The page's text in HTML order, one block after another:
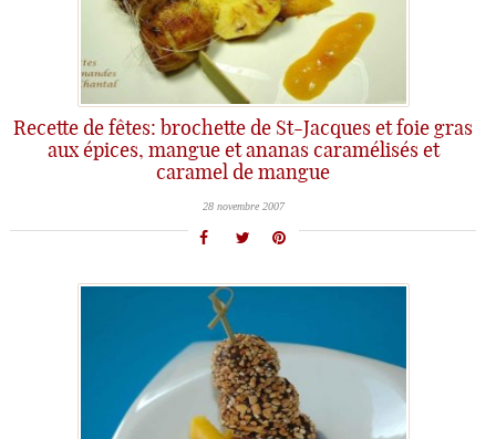
Recette de fêtes: brochette de St-Jacques et foie gras
aux épices, mangue et ananas caramélisés et
caramel de mangue
28 novembre 2007